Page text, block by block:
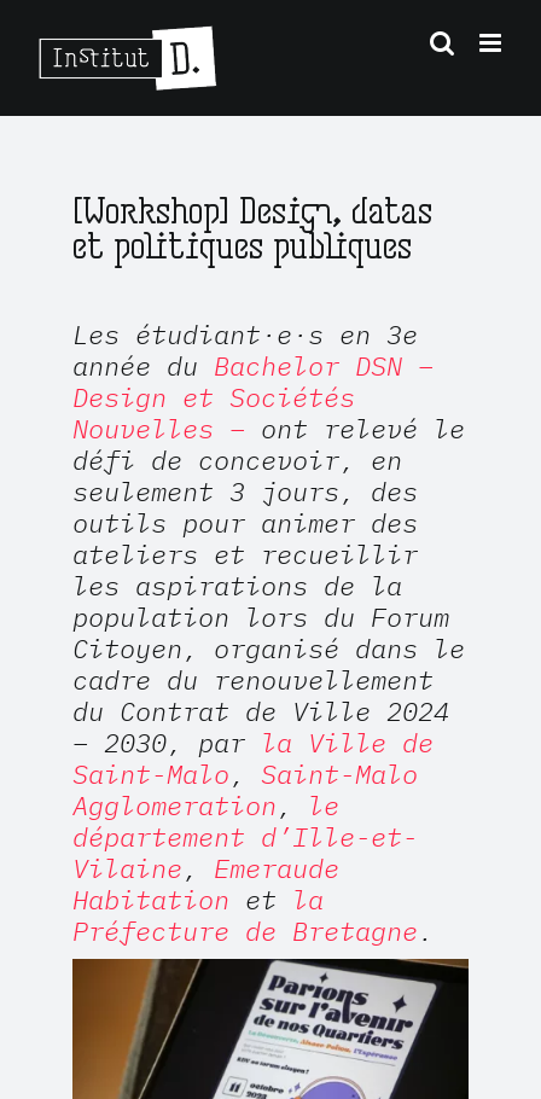
[Workshop] Design, datas
et politiques publiques
Les étudiant·e·s en 3e
année du Bachelor DSN –
Design et Sociétés
Nouvelles – ont relevé le
défi de concevoir, en
seulement 3 jours, des
outils pour animer des
ateliers et recueillir
les aspirations de la
population lors du Forum
Citoyen, organisé dans le
cadre du renouvellement
du Contrat de Ville 2024
– 2030, par la Ville de
Saint-Malo, Saint-Malo
Agglomeration, le
département d’Ille-et-
Vilaine, Emeraude
Habitation et la
Préfecture de Bretagne.